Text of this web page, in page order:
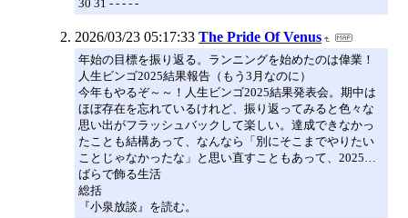
30 31 - - - - -
2026/03/23 05:17:33 The Pride Of Venus
年始の目標を振り返る。ランニングを始めたのは偉業！
人生ビンゴ2025結果報告（もう3月なのに）
今年もやるぞ～～！人生ビンゴ2025結果発表会。期中は
ほぼ存在を忘れているけれど、振り返ってみると色々な
思い出がフラッシュバックして楽しい。達成できなかっ
たことも結構あって、なんなら「別にそこまでやりたい
ことじゃなかったな」と思い直すこともあって、2025…
ばらで飾る生活
総括
『小泉放談』を読む。